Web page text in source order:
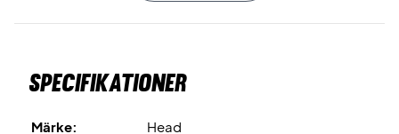
riktningsändringar.
Cooling System
är tekniken som förbättrar ventilationen i
Specifikationer
Märke:
Head